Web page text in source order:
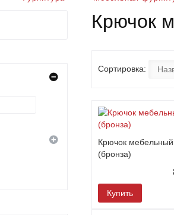
Крючок
Сортировка:
Крючок
(бронза)
Купить